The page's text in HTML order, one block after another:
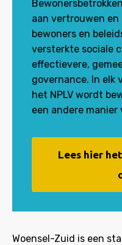
aan vertrouwen
bewoners en
versterkte sociale
effectievere,
governance. In elk
het NPLV wordt
een andere manier
Lees hier
Woensel-Zuid is een